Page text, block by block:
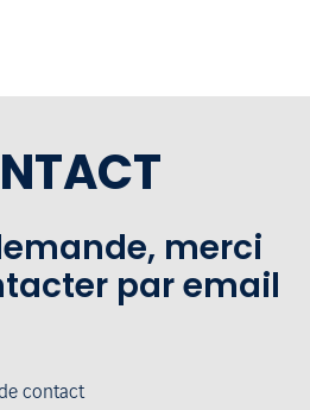
merci
par email
contact